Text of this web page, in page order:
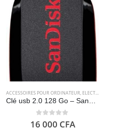
,ELECTRONIQUES
ACCESSOIRES POUR ORDINATEUR, ELECTRONIQUES
Clé usb 2.0 128 Go – SanDisk Cruzer Blade
0 out of 5
16 000 CFA